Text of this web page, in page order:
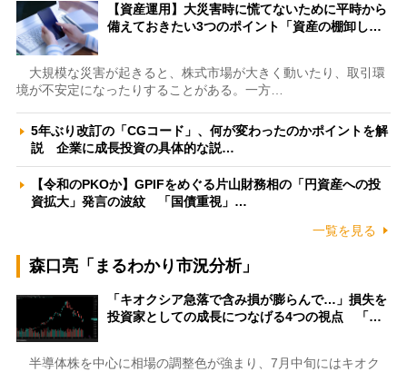
【資産運用】大災害時に慌てないために平時から
備えておきたい3つのポイント「資産の棚卸し…
大規模な災害が起きると、株式市場が大きく動いたり、取引環
境が不安定になったりすることがある。一方…
5年ぶり改訂の「CGコード」、何が変わったのかポイントを解
説 企業に成長投資の具体的な説…
【令和のPKOか】GPIFをめぐる片山財務相の「円資産への投
資拡大」発言の波紋 「国債重視」…
一覧を見る
森口亮「まるわかり市況分析」
「キオクシア急落で含み損が膨らんで…」損失を
投資家としての成長につなげる4つの視点 「…
半導体株を中心に相場の調整色が強まり、7月中旬にはキオク